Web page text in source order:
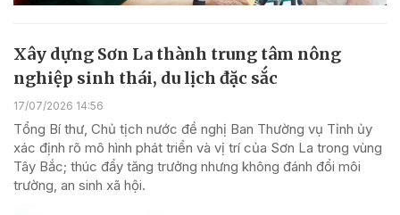
Xây dựng Sơn La thành trung tâm nông
nghiệp sinh thái, du lịch đặc sắc
17/07/2026 14:56
Tổng Bí thư, Chủ tịch nước đề nghị Ban Thường vụ Tỉnh ủy
xác định rõ mô hình phát triển và vị trí của Sơn La trong vùng
Tây Bắc; thúc đẩy tăng trưởng nhưng không đánh đổi môi
trường, an sinh xã hội.